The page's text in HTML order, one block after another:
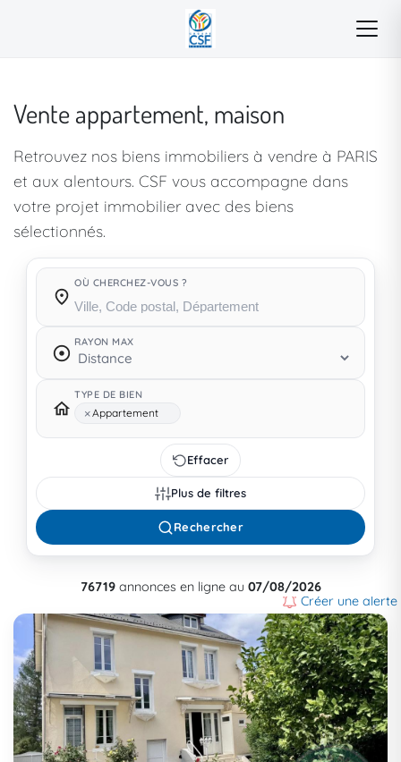
Vente appartement, maison
Retrouvez nos biens immobiliers à vendre à PARIS
et aux alentours. CSF vous accompagne dans
votre projet immobilier avec des biens
sélectionnés.
OÙ CHERCHEZ-VOUS ?
RAYON MAX
TYPE DE BIEN
×Appartement
Effacer
Plus de filtres
Rechercher
76719annonces en ligne au 07/08/2026
Créer une alerte